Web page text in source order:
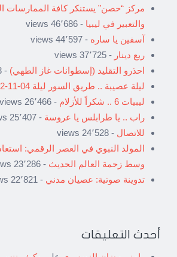
مركز “حصن” يستنكر كافة الممارسات
والتعبير في ليبيا - 46٬686 views
آسفين يا ساره - 44٬597 views
ربع دينار - 37٬725 views
احذرو التقليد (إسطوانات غاز الطهي) - 37٬193 views
ليلة عصيبة .. طريق السور ليلة 04-11-2012
ليبيات 6 .. شكراً للأزلام
- 26٬466 views
راب .. يا طرابلس يا عروسة - 25٬407 views
للاتصال - 24٬528 views
المولد النبوي في العصر الرقمي:
وسط زحمة العالم الحديث - 23٬286 views
تدوينة صوتية: عصيان مدني - 22٬821 views
أحدث التعليقات